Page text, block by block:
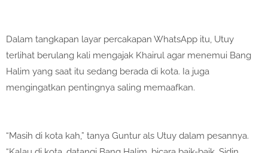
Dalam tangkapan layar percakapan WhatsApp itu, Utuy
terlihat berulang kali mengajak Khairul agar menemui Bang
Halim yang saat itu sedang berada di kota. Ia juga
mengingatkan pentingnya saling memaafkan.
“Masih di kota kah,” tanya Guntur als Utuy dalam pesannya.